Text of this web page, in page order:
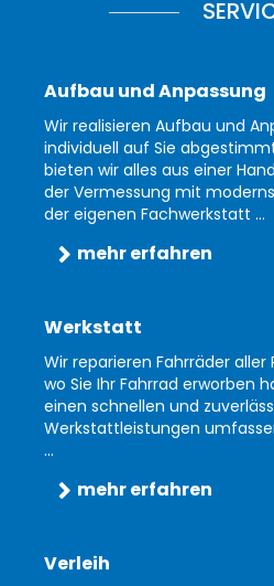
Aufbau und Anpassung
Wir realisieren Aufbau und
individuell auf Sie
bieten wir alles aus einer
der Vermessung mit
der eigenen Fachwerkstatt ...
mehr erfahren
Werkstatt
Wir reparieren Fahrräder aller
wo Sie Ihr Fahrrad erworben
einen schnellen und
Werkstattleistungen
...
mehr erfahren
Verleih